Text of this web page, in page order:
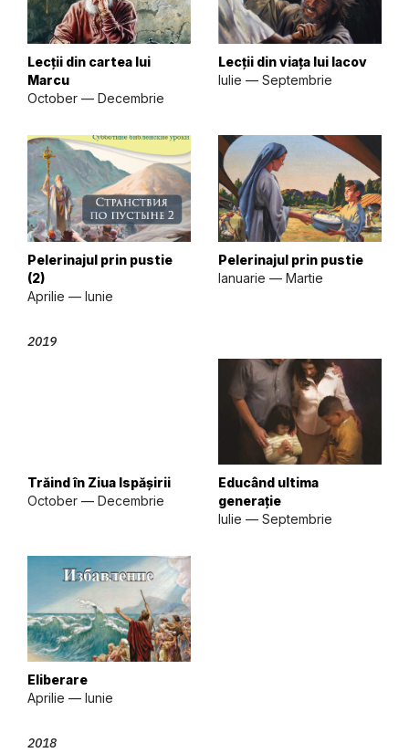
Lecții din cartea lui
Marcu
October — Decembrie
Lecții din viața lui Iacov
Iulie — Septembrie
Pelerinajul prin pustie
(2)
Aprilie — Iunie
Pelerinajul prin pustie
Ianuarie — Martie
2019
Trăind în Ziua Ispășirii
October — Decembrie
Educând ultima
generație
Iulie — Septembrie
Eliberare
Aprilie — Iunie
2018